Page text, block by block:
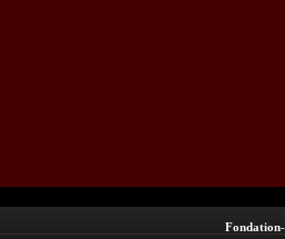
Fondation